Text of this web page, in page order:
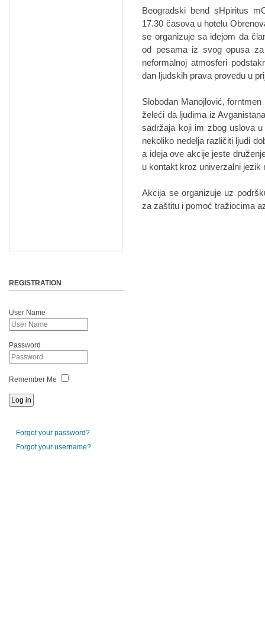
Beogradski bend sHpiritus
17.30 časova u hotelu
se organizuje sa idejom da
od pesama iz svog opusa
neformalnoj atmosferi
dan ljudskih prava provedu u
Slobodan Manojlović,
želeći da ljudima iz
sadržaja koji im zbog uslova
nekoliko nedelja različiti ljudi
a ideja ove akcije jeste
u kontakt kroz univerzalni jezik
Akcija se organizuje uz
za zaštitu i pomoć tražiocima
REGISTRATION
User Name
Password
Remember Me
Forgot your password?
Forgot your username?